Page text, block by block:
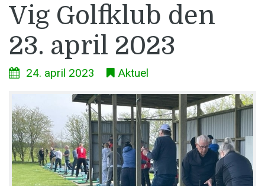
Vig Golfklub den
23. april 2023
24. april 2023 Aktuel